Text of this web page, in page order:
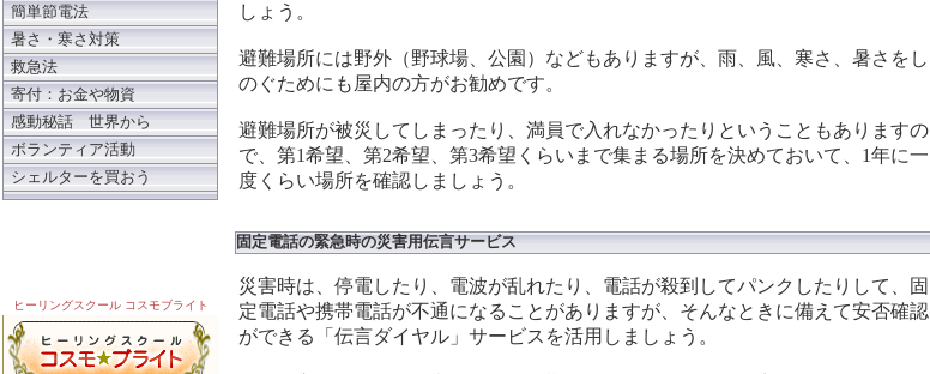
簡単節電法
暑さ・寒さ対策
救急法
寄付：お金や物資
感動秘話 世界から
ボランティア活動
シェルターを買おう
ヒーリングスクール コスモブライト
しょう。
避難場所には野外（野球場、公園）などもありますが、雨、風、寒さ、暑さをし
のぐためにも屋内の方がお勧めです。
避難場所が被災してしまったり、満員で入れなかったりということもありますの
で、第1希望、第2希望、第3希望くらいまで集まる場所を決めておいて、1年に一
度くらい場所を確認しましょう。
固定電話の緊急時の災害用伝言サービス
災害時は、停電したり、電波が乱れたり、電話が殺到してパンクしたりして、固
定電話や携帯電話が不通になることがありますが、そんなときに備えて安否確認
ができる「伝言ダイヤル」サービスを活用しましょう。